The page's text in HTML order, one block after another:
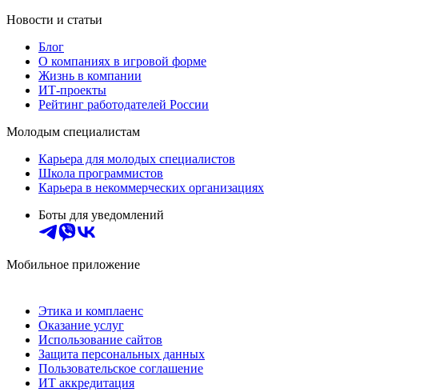
Новости и статьи
Блог
О компаниях в игровой форме
Жизнь в компании
ИТ-проекты
Рейтинг работодателей России
Молодым специалистам
Карьера для молодых специалистов
Школа программистов
Карьера в некоммерческих организациях
Боты для уведомлений
Мобильное приложение
Этика и комплаенс
Оказание услуг
Использование сайтов
Защита персональных данных
Пользовательское соглашение
ИТ аккредитация